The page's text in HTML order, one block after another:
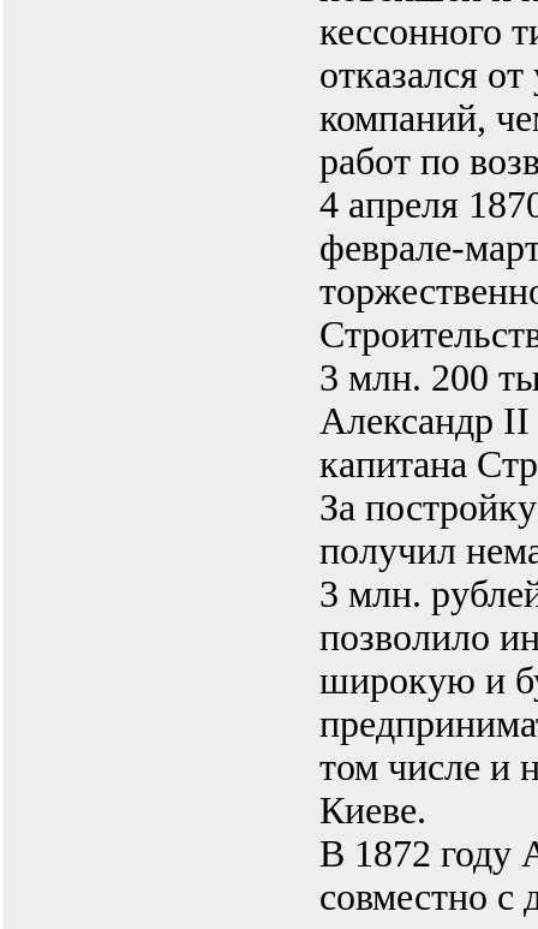
кессонного
отказался
компаний,
работ по
4 апреля
феврале-
3 млн. 200
Александр
капитана
За
получил
3 млн.
позволило
широкую и
том числе и
Киеве.
В 1872 году
совместно с